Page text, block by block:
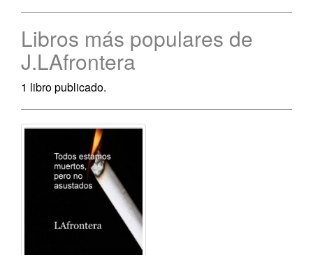
Libros más populares de
J.LAfrontera
1 libro publicado.